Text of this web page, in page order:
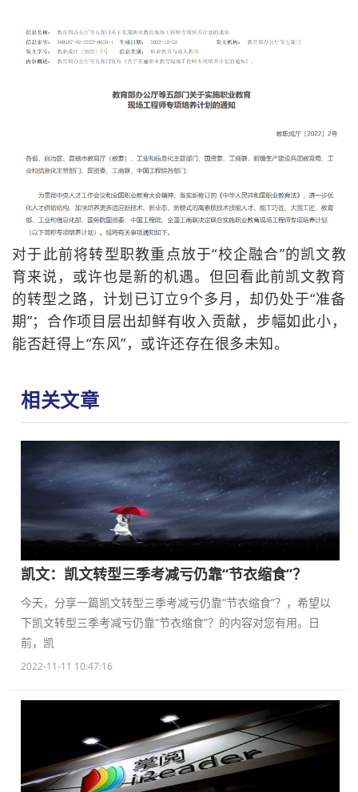
对于此前将转型职教重点放于“校企融合”的凯文教
育来说，或许也是新的机遇。但回看此前凯文教育
的转型之路，计划已订立9个多月，却仍处于“准备
期”；合作项目层出却鲜有收入贡献，步幅如此小，
能否赶得上“东风”，或许还存在很多未知。
相关文章
凯文：凯文转型三季考减亏仍靠“节衣缩食”？
今天，分享一篇凯文转型三季考减亏仍靠“节衣缩食”？，希望以
下凯文转型三季考减亏仍靠“节衣缩食”？的内容对您有用。日
前，凯
2022-11-11 10:47:16